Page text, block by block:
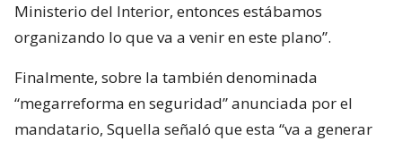
Ministerio del Interior, entonces estábamos
organizando lo que va a venir en este plano”.
Finalmente, sobre la también denominada
“megarreforma en seguridad” anunciada por el
mandatario, Squella señaló que esta “va a generar